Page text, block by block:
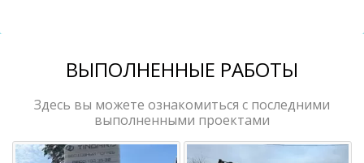
ВЫПОЛНЕННЫЕ РАБОТЫ
Здесь вы можете ознакомиться с последними
выполненными проектами